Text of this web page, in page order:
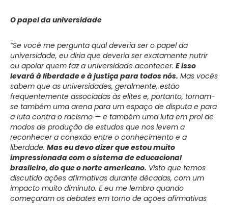
O papel da universidade
“Se você me pergunta qual deveria ser o papel da
universidade, eu diria que deveria ser exatamente nutrir
ou apoiar quem faz a universidade acontecer. E isso
levará à liberdade e à justiça para todos nós. Mas vocês
sabem que as universidades, geralmente, estão
frequentemente associadas às elites e, portanto, tornam-
se também uma arena para um espaço de disputa e para
a luta contra o racismo — e também uma luta em prol de
modos de produção de estudos que nos levem a
reconhecer a conexão entre o conhecimento e a
liberdade. Mas eu devo dizer que estou muito
impressionada com o sistema de educacional
brasileiro, do que o norte americano. Visto que temos
discutido ações afirmativas durante décadas, com um
impacto muito diminuto. E eu me lembro quando
começaram os debates em torno de ações afirmativas